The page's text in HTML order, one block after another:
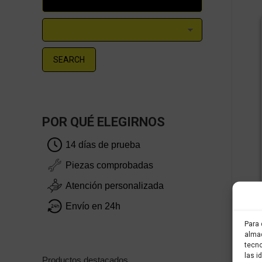
Para
las
SEARCH
POR QUÉ ELEGIRNOS
14 días de prueba
Piezas comprobadas
Atención personalizada
Envío en 24h
Productos destacados